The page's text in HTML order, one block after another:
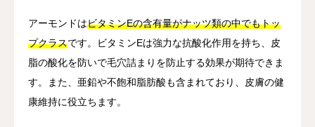
アーモンドはビタミンEの含有量がナッツ類の中でもトッ
プクラスです。ビタミンEは強力な抗酸化作用を持ち、皮
脂の酸化を防いで毛穴詰まりを防止する効果が期待できま
す。また、亜鉛や不飽和脂肪酸も含まれており、皮膚の健
康維持に役立ちます。